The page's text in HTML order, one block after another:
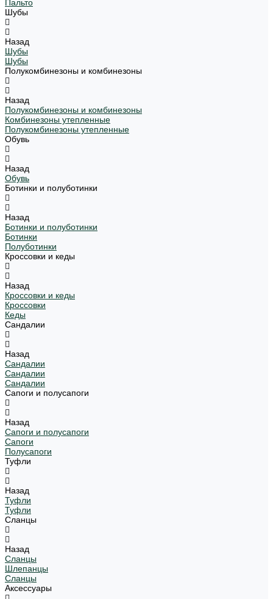
Пальто
Шубы
Назад
Шубы
Шубы
Полукомбинезоны и комбинезоны
Назад
Полукомбинезоны и комбинезоны
Комбинезоны утепленные
Полукомбинезоны утепленные
Обувь
Назад
Обувь
Ботинки и полуботинки
Назад
Ботинки и полуботинки
Ботинки
Полуботинки
Кроссовки и кеды
Назад
Кроссовки и кеды
Кроссовки
Кеды
Сандалии
Назад
Сандалии
Сандалии
Сандалии
Сапоги и полусапоги
Назад
Сапоги и полусапоги
Сапоги
Полусапоги
Туфли
Назад
Туфли
Туфли
Сланцы
Назад
Сланцы
Шлепанцы
Сланцы
Аксессуары